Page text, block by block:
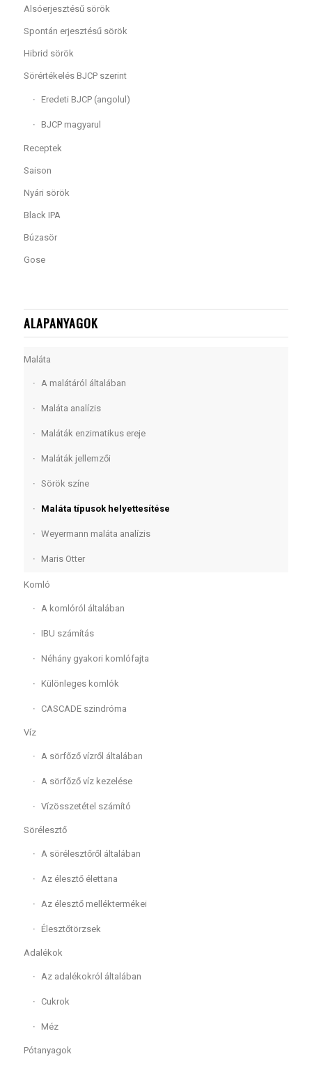
Alsóerjesztésű sörök
Spontán erjesztésű sörök
Hibrid sörök
Sörértékelés BJCP szerint
Eredeti BJCP (angolul)
BJCP magyarul
Receptek
Saison
Nyári sörök
Black IPA
Búzasör
Gose
ALAPANYAGOK
Maláta
A malátáról általában
Maláta analízis
Maláták enzimatikus ereje
Maláták jellemzői
Sörök színe
Maláta típusok helyettesítése
Weyermann maláta analízis
Maris Otter
Komló
A komlóról általában
IBU számítás
Néhány gyakori komlófajta
Különleges komlók
CASCADE szindróma
Víz
A sörfőző vízről általában
A sörfőző víz kezelése
Vízösszetétel számító
Sörélesztő
A sörélesztőről általában
Az élesztő élettana
Az élesztő melléktermékei
Élesztőtörzsek
Adalékok
Az adalékokról általában
Cukrok
Méz
Pótanyagok